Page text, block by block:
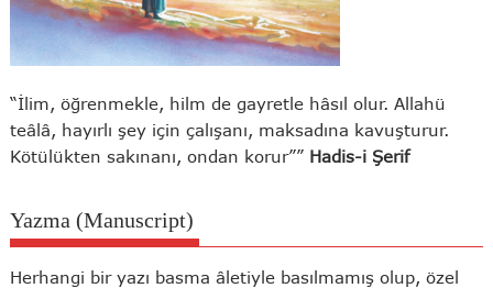
“İlim, öğrenmekle, hilm de gayretle hâsıl olur. Allahü
teâlâ, hayırlı şey için çalışanı, maksadına kavuşturur.
Kötülükten sakınanı, ondan korur”” Hadis-i Şerif
Yazma (Manuscript)
Herhangi bir yazı basma âletiyle basılmamış olup, özel